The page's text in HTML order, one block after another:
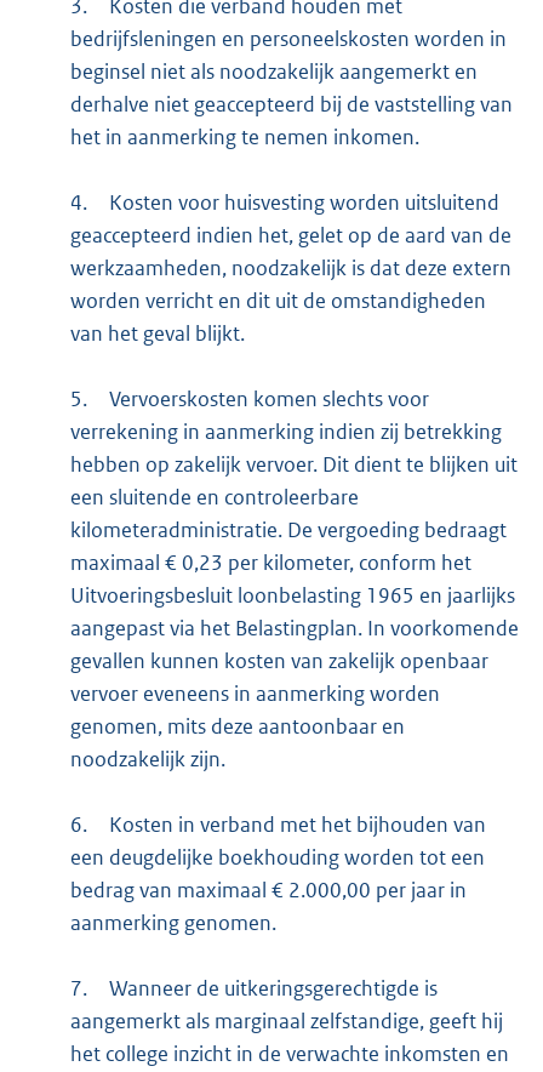
3.
Kosten die verband houden met
bedrijfsleningen en personeelskosten worden in
beginsel niet als noodzakelijk aangemerkt en
derhalve niet geaccepteerd bij de vaststelling van
het in aanmerking te nemen inkomen.
4.
Kosten voor huisvesting worden uitsluitend
geaccepteerd indien het, gelet op de aard van de
werkzaamheden, noodzakelijk is dat deze extern
worden verricht en dit uit de omstandigheden
van het geval blijkt.
5.
Vervoerskosten komen slechts voor
verrekening in aanmerking indien zij betrekking
hebben op zakelijk vervoer. Dit dient te blijken uit
een sluitende en controleerbare
kilometeradministratie. De vergoeding bedraagt
maximaal € 0,23 per kilometer, conform het
Uitvoeringsbesluit loonbelasting 1965 en jaarlijks
aangepast via het Belastingplan. In voorkomende
gevallen kunnen kosten van zakelijk openbaar
vervoer eveneens in aanmerking worden
genomen, mits deze aantoonbaar en
noodzakelijk zijn.
6.
Kosten in verband met het bijhouden van
een deugdelijke boekhouding worden tot een
bedrag van maximaal € 2.000,00 per jaar in
aanmerking genomen.
7.
Wanneer de uitkeringsgerechtigde is
aangemerkt als marginaal zelfstandige, geeft hij
het college inzicht in de verwachte inkomsten en